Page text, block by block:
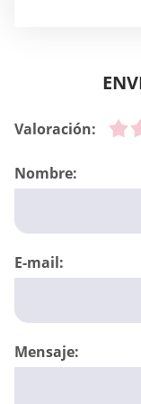
Valoración:
Nombre:
E-mail:
Mensaje: